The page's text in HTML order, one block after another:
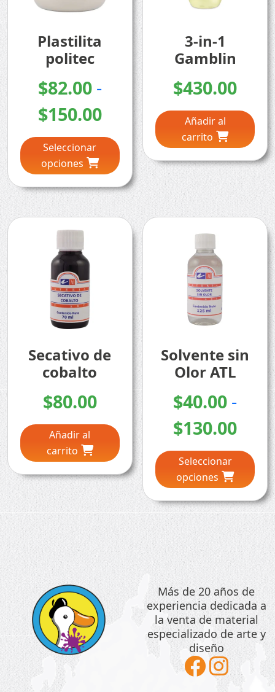
Plastilita
politec
$82.00 -
$150.00Rango
de
precios:
desde
$82.00
hasta
$150.00
Seleccionar
opciones
producto
tiene
múltiples
variantes.
Las
opciones
pueden
elegir
página
producto
3-in-1
Gamblin
$430.00
Añadir al
carrito
Secativo de
cobalto
$80.00
Añadir al
carrito
Solvente sin
Olor ATL
$40.00 -
$130.00
de
Seleccionar
opciones
Este
Las
se
en
la
de
Más de 20 años de
experiencia dedicada a
la venta de material
especializado de arte y
diseño